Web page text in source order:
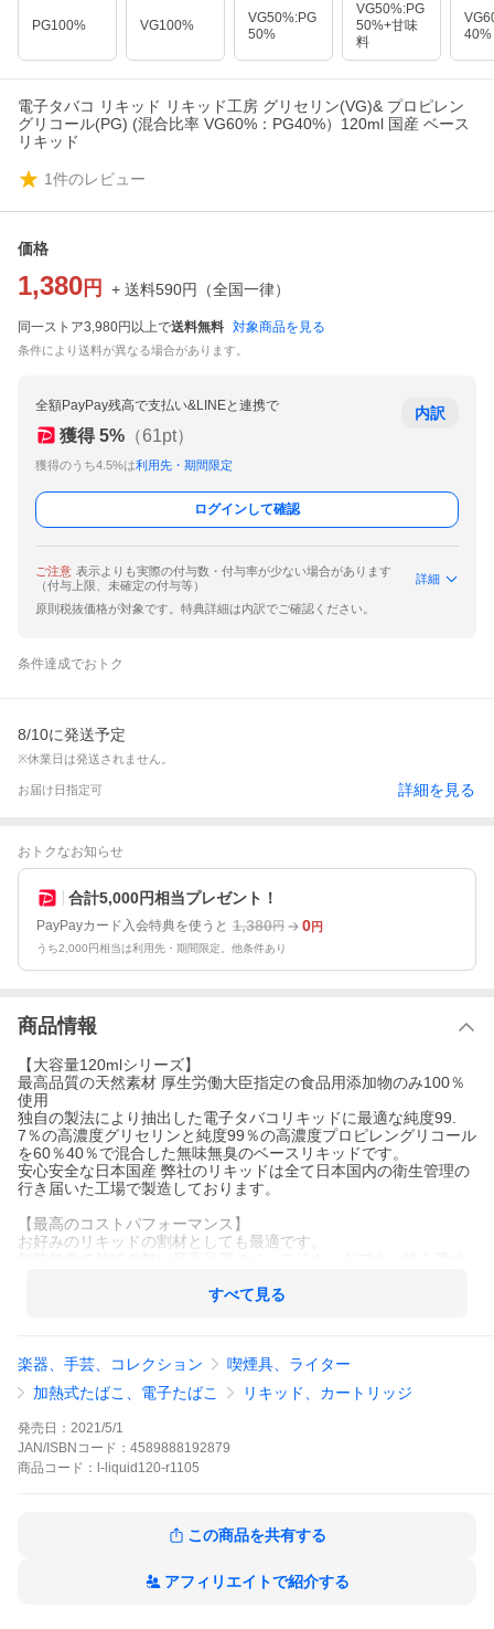
PG100% VG100%
VG50%:PG
50%
VG50%:PG
50%+甘味
料
40%
電子タバコ リキッド リキッド工房 グリセリン(VG)& プロピレン
グリコール(PG) (混合比率 VG60%：PG40%）120ml 国産 ベース
リキッド
1件のレビュー
価格
1,380 円 + 送料590円 （全国一律）
同一ストア3,980円以上で送料無料 対象商品を見る
条件により送料が異なる場合があります。
全額PayPay残高で支払い&LINEと連携で
獲得 5% （61pt）
獲得のうち4.5%は利用先・期間限定
内訳
ログインして確認
ご注意 表示よりも実際の付与数・付与率が少ない場合があります
（付与上限、未確定の付与等）
詳細
原則税抜価格が対象です。特典詳細は内訳でご確認ください。
条件達成でおトク
8/10に発送予定
※休業日は発送されません。
お届け日指定可 詳細を見る
おトクなお知らせ
合計5,000円相当プレゼント！
PayPayカード入会特典を使うと 1,380円 0円
うち2,000円相当は利用先・期間限定。他条件あり
商品情報
【大容量120mlシリーズ】
最高品質の天然素材 厚生労働大臣指定の食品用添加物のみ100％
使用
独自の製法により抽出した電子タバコリキッドに最適な純度99.
7％の高濃度グリセリンと純度99％の高濃度プロピレングリコール
を60％40％で混合した無味無臭のベースリキッドです。
安心安全な日本国産 弊社のリキッドは全て日本国内の衛生管理の
行き届いた工場で製造しております。
【最高のコストパフォーマンス】
お好みのリキッドの割材としても最適です。
＜商品仕様＞
■ボトルサイズ：120ml
■ボトルタイプ：プラスチックボトル（1ml単位目盛付き）
■成分：食品用グリセロール純度99.7％ 食品用プロピレングリコ
ール99％
■混合比率：VG60％PG40％
■香料：ニコチン・タール・有害物質：なし
すべて見る
楽器、手芸、コレクション
喫煙具、ライター
加熱式たばこ、電子たばこ
リキッド、カートリッジ
発売日： 2021/5/1
JAN/ISBNコード： 4589888192879
商品 コード： l-liquid120-r1105
この商品を共有する
アフィリエイトで紹介する